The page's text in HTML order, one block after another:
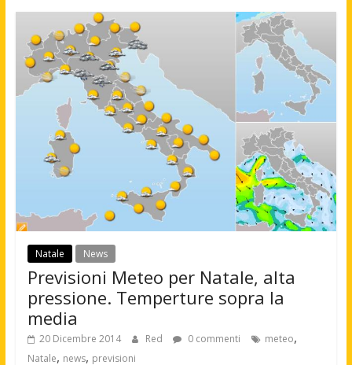
Natale News
Previsioni Meteo per Natale, alta
pressione. Temperture sopra la
media
20 Dicembre 2014 Red 0 commenti meteo,
Natale, news, previsioni